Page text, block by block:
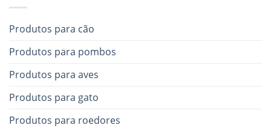
Produtos para cão
Produtos para pombos
Produtos para aves
Produtos para gato
Produtos para roedores